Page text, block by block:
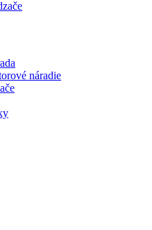
náradie